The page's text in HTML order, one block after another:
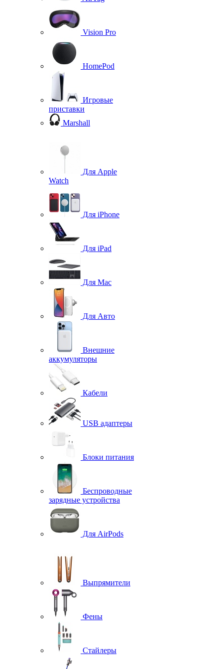
Vision Pro
HomePod
Игровые
приставки
Marshall
Для Apple
Watch
Для iPhone
Для iPad
Для Mac
Для Авто
Внешние
аккумуляторы
Кабели
USB адаптеры
Блоки питания
Беспроводные
зарядные устройства
Для AirPods
Выпрямители
Фены
Стайлеры